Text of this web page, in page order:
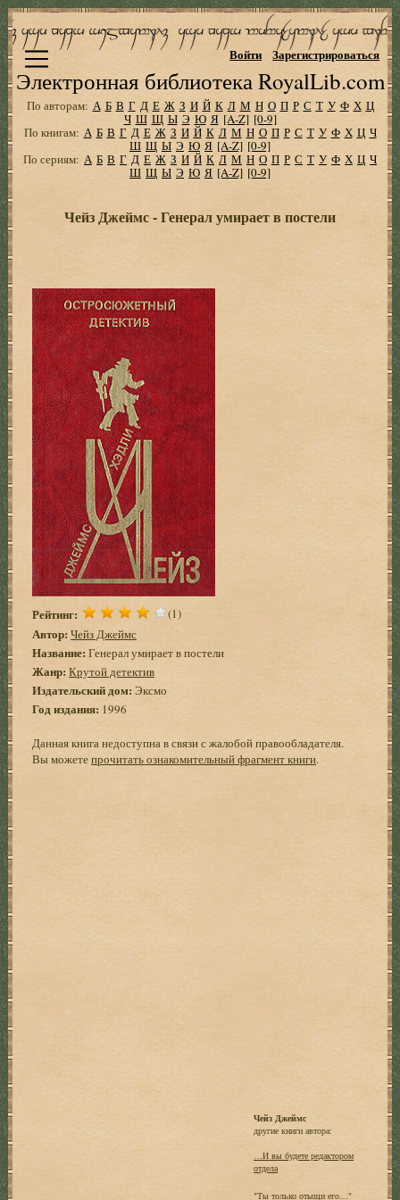
Электронная библиотека RoyalLib.com
Войти Зарегистрироваться
По авторам: А Б В Г Д Е Ж З И Й К Л М Н О П Р С Т У Ф Х Ц
Ч Ш Щ Ы Э Ю Я [A-Z] [0-9]
По книгам: А Б В Г Д Е Ж З И Й К Л М Н О П Р С Т У Ф Х Ц Ч
Ш Щ Ы Э Ю Я [A-Z] [0-9]
По сериям: А Б В Г Д Е Ж З И Й К Л М Н О П Р С Т У Ф Х Ц Ч
Ш Щ Ы Э Ю Я [A-Z] [0-9]
Чейз Джеймс - Генерал умирает в постели
Рейтинг: (1)
Автор: Чейз Джеймс
Название: Генерал умирает в постели
Жанр: Крутой детектив
Издательский дом: Эксмо
Год издания: 1996
Данная книга недоступна в связи с жалобой правообладателя.
Вы можетепрочитать ознакомительный фрагмент книги.
Чейз Джеймс
другие книги автора:
…И вы будете редактором
отдела
"Ты только отыщи его…"